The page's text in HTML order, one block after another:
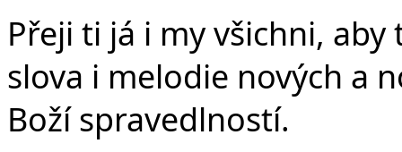
Přeji ti já i my všichni,
slova i melodie nových a
Boží spravedlností.